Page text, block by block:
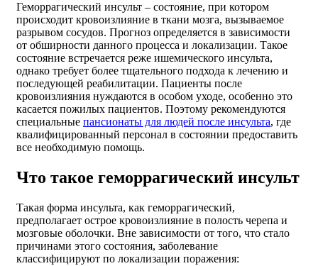
Геморрагический инсульт – состояние, при котором
происходит кровоизлияние в ткани мозга, вызываемое
разрывом сосудов. Прогноз определяется в зависимости
от обширности данного процесса и локализации. Такое
состояние встречается реже ишемического инсульта,
однако требует более тщательного подхода к лечению и
последующей реабилитации. Пациенты после
кровоизлияния нуждаются в особом уходе, особенно это
касается пожилых пациентов. Поэтому рекомендуются
специальные пансионаты для людей после инсульта, где
квалифицированный персонал в состоянии предоставить
все необходимую помощь.
Что такое геморрагический инсульт
Такая форма инсульта, как геморрагический,
предполагает острое кровоизлияние в полость черепа и
мозговые оболочки. Вне зависимости от того, что стало
причинами этого состояния, заболевание
классифицируют по локализации поражения: